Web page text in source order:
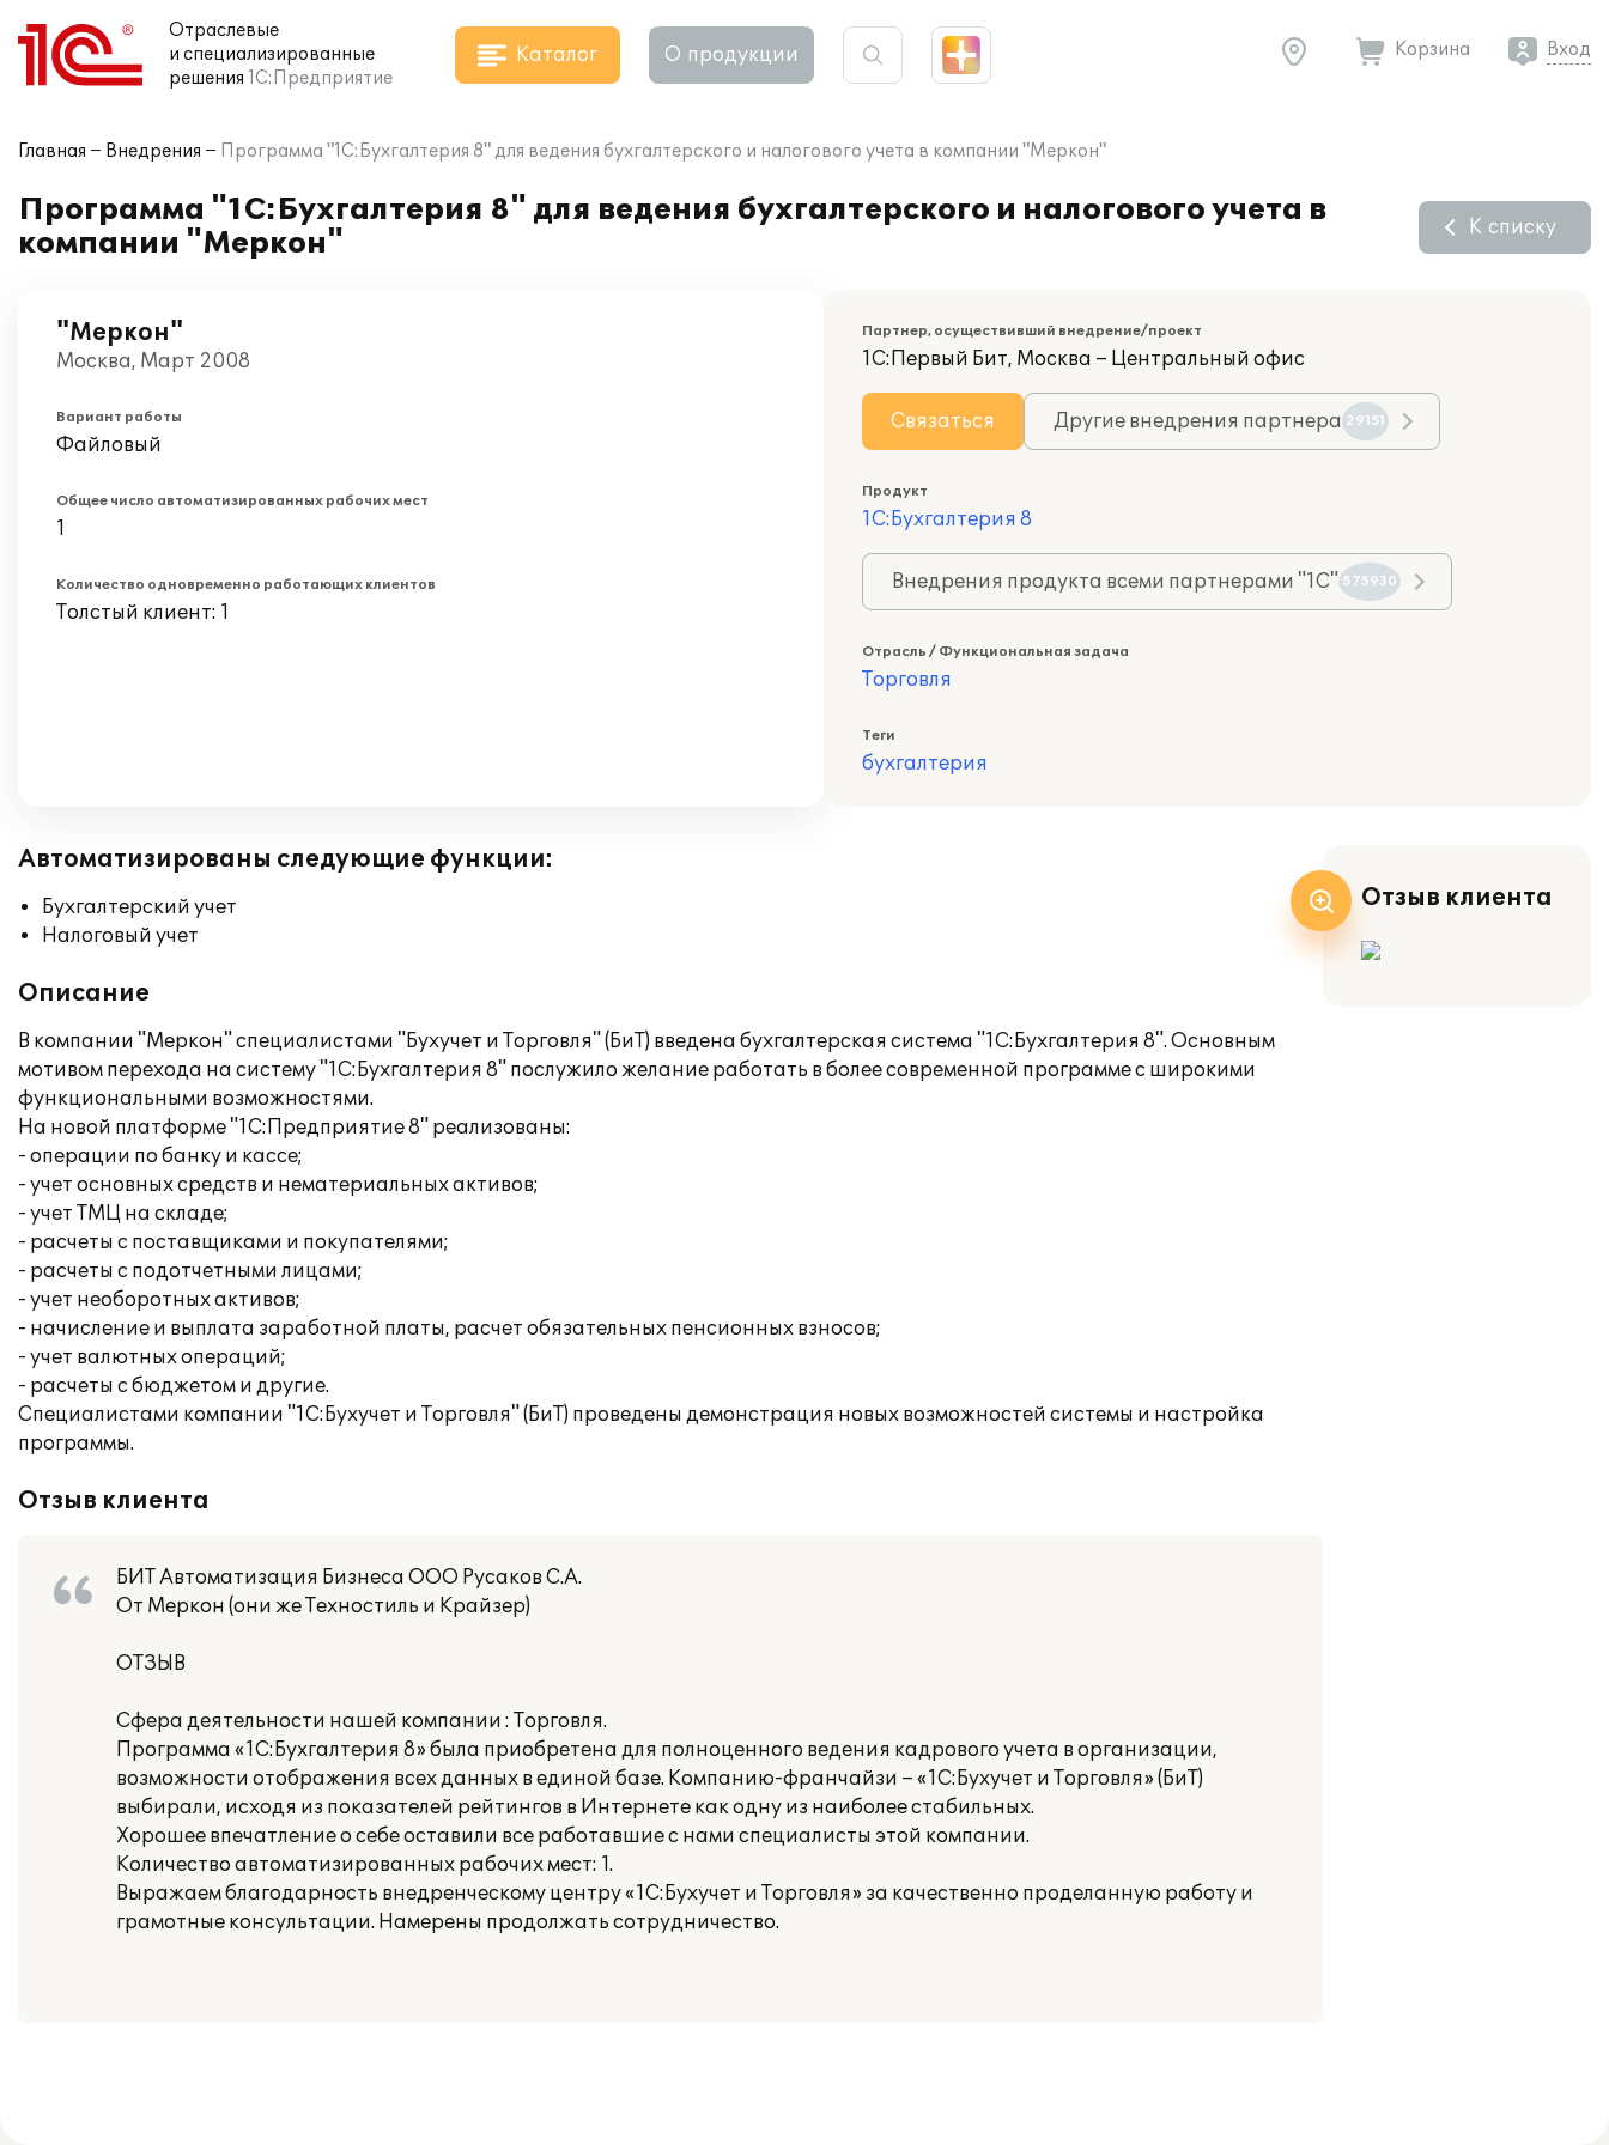
Отраслевые
и специализированные
решения 1С:Предприятие
Каталог О продукции Корзина Вход
Главная Внедрения Программа "1С:Бухгалтерия 8" для ведения бухгалтерского и налогового учета в компании "Меркон"
Программа "1С:Бухгалтерия 8" для ведения бухгалтерского и налогового учета в
компании "Меркон"
К списку
"Меркон"
Москва, Март 2008
Вариант работы
Файловый
Общее число автоматизированных рабочих мест
1
Количество одновременно работающих клиентов
Толстый клиент: 1
Партнер, осуществивший внедрение/проект
1С:Первый Бит, Москва – Центральный офис
Связаться Другие внедрения партнера 29151
Продукт
1С:Бухгалтерия 8
Внедрения продукта всеми партнерами "1С" 575930
Отрасль / Функциональная задача
Торговля
Теги
бухгалтерия
Автоматизированы следующие функции:
Бухгалтерский учет
Налоговый учет
Описание
В компании "Меркон" специалистами "Бухучет и Торговля" (БиТ) введена бухгалтерская система "1С:Бухгалтерия 8". Основным
мотивом перехода на систему "1С:Бухгалтерия 8" послужило желание работать в более современной программе с широкими
функциональными возможностями.
На новой платформе "1С:Предприятие 8" реализованы:
- операции по банку и кассе;
- учет основных средств и нематериальных активов;
- учет ТМЦ на складе;
- расчеты с поставщиками и покупателями;
- расчеты с подотчетными лицами;
- учет необоротных активов;
- начисление и выплата заработной платы, расчет обязательных пенсионных взносов;
- учет валютных операций;
- расчеты с бюджетом и другие.
Специалистами компании "1С:Бухучет и Торговля" (БиТ) проведены демонстрация новых возможностей системы и настройка
программы.
Отзыв клиента
БИТ Автоматизация Бизнеса ООО Русаков С.А.
От Меркон (они же Техностиль и Крайзер)
ОТЗЫВ
Сфера деятельности нашей компании : Торговля.
Программа «1С:Бухгалтерия 8» была приобретена для полноценного ведения кадрового учета в организации,
возможности отображения всех данных в единой базе. Компанию-франчайзи – «1С:Бухучет и Торговля» (БиТ)
выбирали, исходя из показателей рейтингов в Интернете как одну из наиболее стабильных.
Хорошее впечатление о себе оставили все работавшие с нами специалисты этой компании.
Количество автоматизированных рабочих мест: 1.
Выражаем благодарность внедренческому центру «1С:Бухучет и Торговля» за качественно проделанную работу и
грамотные консультации. Намерены продолжать сотрудничество.
Отзыв клиента